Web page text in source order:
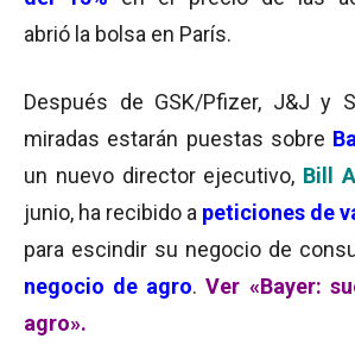
abrió la bolsa en París.
Después de GSK/Pfizer, J&J y
miradas estarán puestas sobre
un nuevo director ejecutivo, Bill
junio, ha recibido a peticiones de
para escindir su negocio de
negocio de agro.Ver «Bayer:
agro».